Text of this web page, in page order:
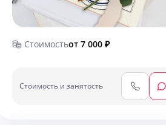
Стоимостьот 7 000 ₽
Cтоимость и занятость